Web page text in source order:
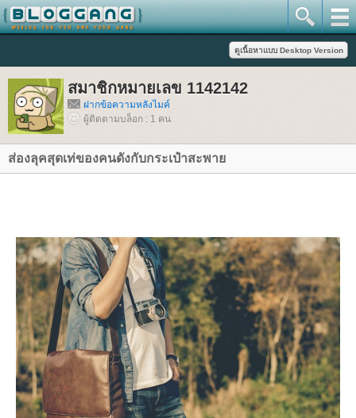
สมาชิกหมายเลข 1142142
ฝากข้อความหลังไมค์
ผู้ติดตามบล็อก : 1 คน
ส่องลุคสุดเท่ของคนดังกับกระเป๋าสะพา